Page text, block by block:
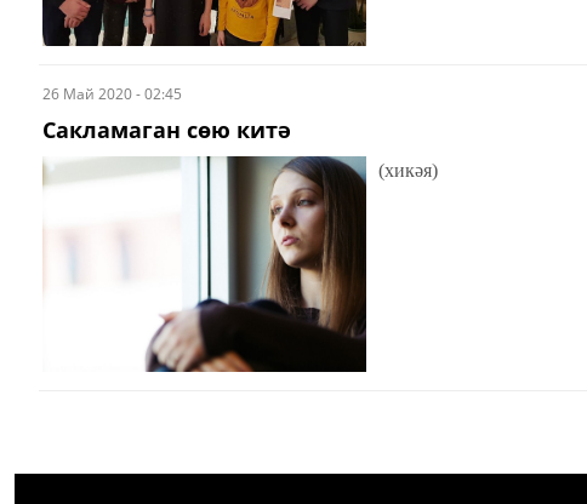
26 Май 2020 - 02:45
Сакламаган сөю китә
(хикәя)